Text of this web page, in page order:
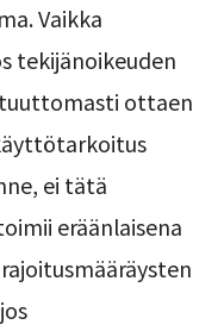
Vaikka
tekijänoikeuden
ottaen
ei tätä
eräänlaisena